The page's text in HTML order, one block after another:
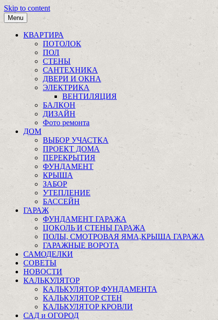
Skip to content
Menu
КВАРТИРА
ПОТОЛОК
ПОЛ
СТЕНЫ
САНТЕХНИКА
ДВЕРИ И ОКНА
ЭЛЕКТРИКА
ВЕНТИЛЯЦИЯ
БАЛКОН
ДИЗАЙН
Фото ремонта
ДОМ
ВЫБОР УЧАСТКА
ПРОЕКТ ДОМА
ПЕРЕКРЫТИЯ
ФУНДАМЕНТ
КРЫША
ЗАБОР
УТЕПЛЕНИЕ
БАССЕЙН
ГАРАЖ
ФУНДАМЕНТ ГАРАЖА
ЦОКОЛЬ И СТЕНЫ ГАРАЖА
ПОЛЫ, СМОТРОВАЯ ЯМА,КРЫША ГАРАЖА
ГАРАЖНЫЕ ВОРОТА
САМОДЕЛКИ
СОВЕТЫ
НОВОСТИ
КАЛЬКУЛЯТОР
КАЛЬКУЛЯТОР ФУНДАМЕНТА
КАЛЬКУЛЯТОР СТЕН
КАЛЬКУЛЯТОР КРОВЛИ
САД и ОГОРОД